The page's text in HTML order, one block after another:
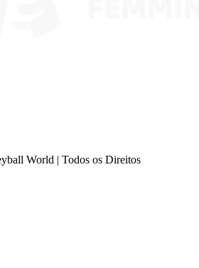
World | Todos os Direitos